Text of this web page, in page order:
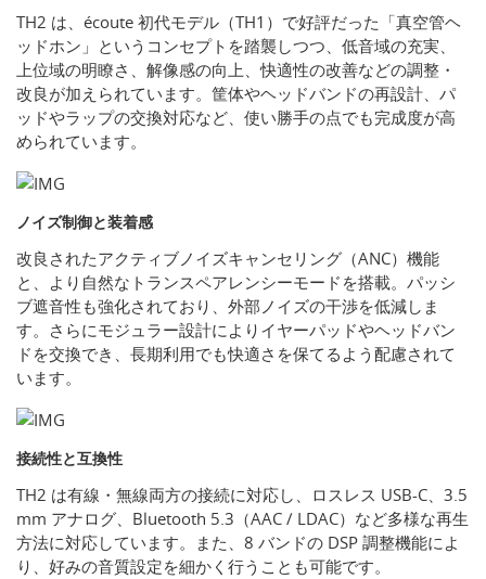
TH2 は、écoute 初代モデル（TH1）で好評だった「真空管ヘ
ッドホン」というコンセプトを踏襲しつつ、低音域の充実、
上位域の明瞭さ、解像感の向上、快適性の改善などの調整・
改良が加えられています。筐体やヘッドバンドの再設計、パ
ッドやラップの交換対応など、使い勝手の点でも完成度が高
められています。
ノイズ制御と装着感
改良されたアクティブノイズキャンセリング（ANC）機能
と、より自然なトランスペアレンシーモードを搭載。パッシ
ブ遮音性も強化されており、外部ノイズの干渉を低減しま
す。さらにモジュラー設計によりイヤーパッドやヘッドバン
ドを交換でき、長期利用でも快適さを保てるよう配慮されて
います。
接続性と互換性
TH2 は有線・無線両方の接続に対応し、ロスレス USB-C、3.5
mm アナログ、Bluetooth 5.3（AAC / LDAC）など多様な再生
方法に対応しています。また、8 バンドの DSP 調整機能によ
り、好みの音質設定を細かく行うことも可能です。